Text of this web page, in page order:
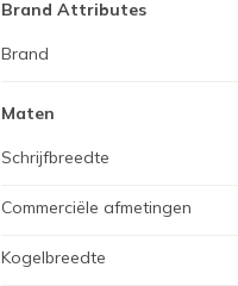
Brand Attributes
Brand
Maten
Schrijfbreedte
Commerciële afmetingen
Kogelbreedte